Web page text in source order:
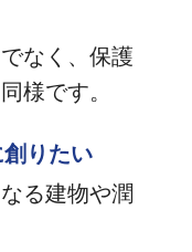
なく、保護
様です。
りたい
る建物や潤